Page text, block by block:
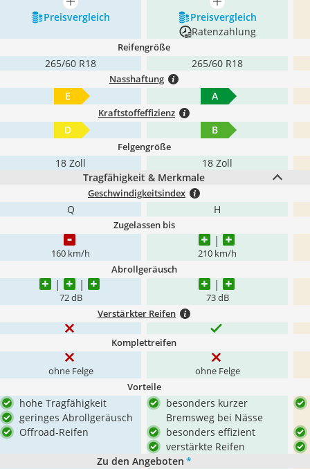
mehr anzeigen
mehr anzeigen
Preis­vergleich
Preis­vergleich
Ratenzahlung
Reifengröße
265/60 R18 265/60 R18
Nasshaftung
E A
Kraftstoffeffizienz
D B
Felgengröße
18 Zoll
18 Zoll
Tragfähigkeit & Merkmale
Geschwindigkeitsindex
Q H
Zugelassen bis
160 km/h 210 km/h
Abrollgeräusch
72 dB 73 dB
Verstärkter Reifen
Komplettreifen
ohne Felge ohne Felge
Vorteile
hohe Tragfähigkeit
geringes Abrollgeräusch
Offroad-Reifen
besonders kurzer
Bremsweg bei Nässe
besonders effizient
verstärkte Reifen
Zu den Angeboten *